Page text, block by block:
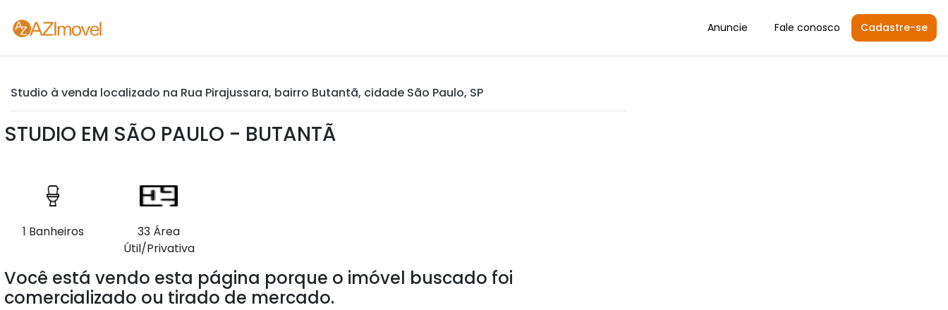
Anuncie Fale conosco Cadastre-se
Studio à venda localizado na Rua Pirajussara, bairro Butantã, cidade São Paulo, SP
STUDIO EM SÃO PAULO - BUTANTÃ
1 Banheiros
33 Área
Útil/Privativa
Você está vendo esta página porque o imóvel buscado foi
comercializado ou tirado de mercado.